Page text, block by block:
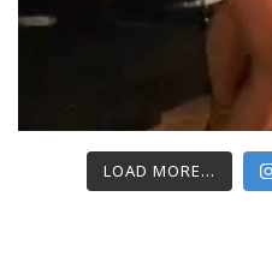
LOAD MORE...